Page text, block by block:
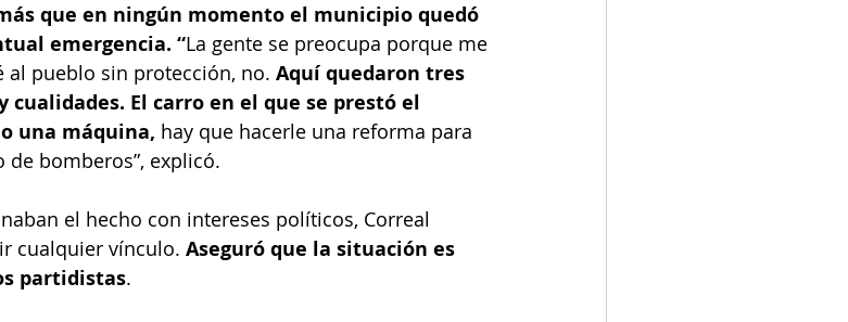
que en ningún momento el municipio quedó
emergencia. “La gente se preocupa porque me
al pueblo sin protección, no. Aquí quedaron tres
cualidades. El carro en el que se prestó el
una máquina, hay que hacerle una reforma para
bomberos”, explicó.
el hecho con intereses políticos, Correal
cualquier vínculo. Aseguró que la situación es
partidistas.